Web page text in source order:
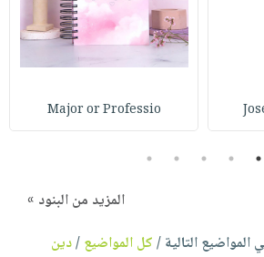
Major or Professio
1
2
3
4
5
المزيد من البنود »
التالية /كل المواضيع/دين